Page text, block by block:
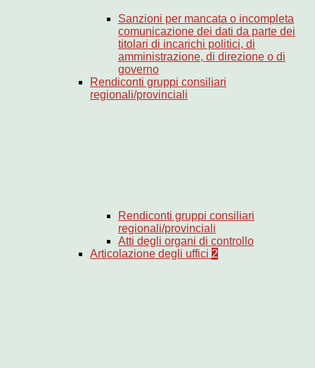
Sanzioni per mancata o incompleta
comunicazione dei dati da parte dei
titolari di incarichi politici, di
amministrazione, di direzione o di
governo
Rendiconti gruppi consiliari
regionali/provinciali
Rendiconti gruppi consiliari
regionali/provinciali
Atti degli organi di controllo
Articolazione degli uffici 2